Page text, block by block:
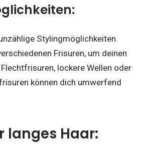
Stylingmöglichkeiten.
Frisuren, um deinen
lockere Wellen oder
können dich umwerfend
langes Haar: